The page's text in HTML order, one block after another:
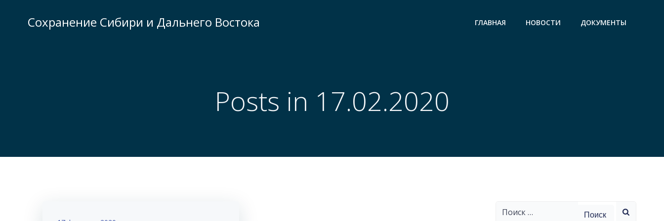
содержимомуСохранение Сибири и Дальнего Востока ГЛАВНАЯ НОВОСТИ ДОКУМЕНТЫ
Posts in 17.02.2020
Найти: